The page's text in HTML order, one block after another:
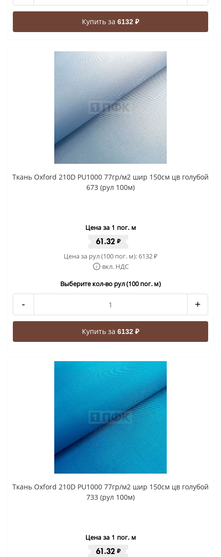
Купить за 6132 ₽
Ткань Oxford 210D PU1000 77гр/м2 шир 150см цв голубой
673 (рул 100м)
Цена за 1 пог. м
61.32 ₽
Цена за рул (100 пог. м):6132₽
вкл. НДС
Выберите кол-во рул (100 пог. м)
- +
Купить за 6132 ₽
Ткань Oxford 210D PU1000 77гр/м2 шир 150см цв голубой
733 (рул 100м)
Цена за 1 пог. м
61.32 ₽